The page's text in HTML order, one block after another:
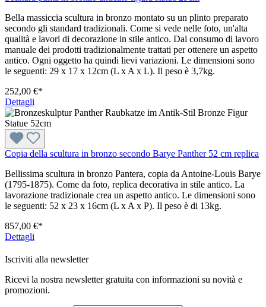
Bella massiccia scultura in bronzo montato su un plinto preparato
secondo gli standard tradizionali. Come si vede nelle foto, un'alta
qualità e lavori di decorazione in stile antico. Dal consumo di lavoro
manuale dei prodotti tradizionalmente trattati per ottenere un aspetto
antico. Ogni oggetto ha quindi lievi variazioni. Le dimensioni sono
le seguenti: 29 x 17 x 12cm (L x A x L). Il peso è 3,7kg.
252,00 €*
Dettagli
Copia della scultura in bronzo secondo Barye Panther 52 cm replica
Bellissima scultura in bronzo Pantera, copia da Antoine-Louis Barye
(1795-1875). Come da foto, replica decorativa in stile antico. La
lavorazione tradizionale crea un aspetto antico. Le dimensioni sono
le seguenti: 52 x 23 x 16cm (L x A x P). Il peso è di 13kg.
857,00 €*
Dettagli
Iscriviti alla newsletter
Ricevi la nostra newsletter gratuita con informazioni su novità e
promozioni.